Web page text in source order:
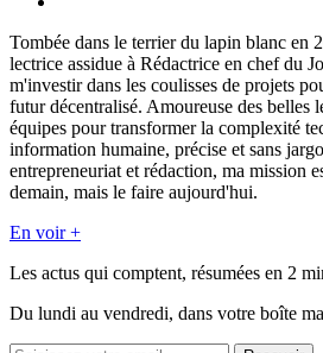
Tombée dans le terrier du lapin blanc en
lectrice assidue à Rédactrice en chef du
m'investir dans les coulisses de projets
futur décentralisé. Amoureuse des belles
équipes pour transformer la complexité
information humaine, précise et sans
entrepreneuriat et rédaction, ma mission
demain, mais le faire aujourd'hui.
En voir +
Les actus qui comptent, résumées en 2
Du lundi au vendredi, dans votre boîte